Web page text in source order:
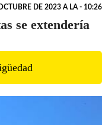
DE 2023 A LA - 10:26
se extendería